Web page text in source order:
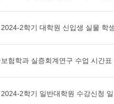
2학기 대학원 신입생 실물 학
험학과 실증회계연구 수업 시간
2학기 일반대학원 수강신청